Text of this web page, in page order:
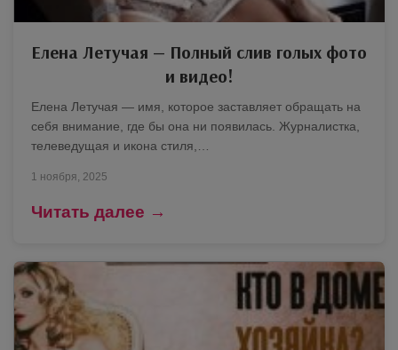
Елена Летучая — Полный слив голых фото
и видео!
Елена Летучая — имя, которое заставляет обращать на
себя внимание, где бы она ни появилась. Журналистка,
телеведущая и икона стиля,…
1 ноября, 2025
Читать далее →